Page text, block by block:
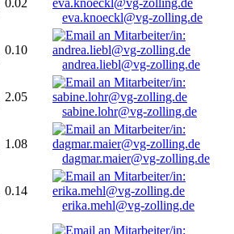
0.02
eva.knoeckl@vg-zolling.de
0.10
andrea.liebl@vg-zolling.de
2.05
sabine.lohr@vg-zolling.de
1.08
dagmar.maier@vg-zolling.de
0.14
erika.mehl@vg-zolling.de